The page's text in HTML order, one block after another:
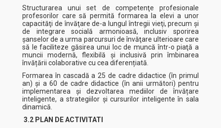
Structurarea unui set de competenţe profesionale
profesorilor care să permită formarea la elevi a unor
capacităţi de învăţare de-a lungul întregii vieţi, precum şi
de integrare socială armonioasă, inclusiv sporirea
şanselor de a urma parcursuri de învăţare ulterioare care
să le faciliteze găsirea unui loc de muncă într-o piaţă a
muncii modernă, flexibilă şi inclusivă prin îmbinarea
învățării colaborative cu cea diferențiată.
Formarea în cascadă a 25 de cadre didactice (în primul
an) și a 60 de cadre didactice (în anii următori) pentru
implementarea și dezvoltarea mediilor de învățare
inteligente, a strategiilor și cursurilor inteligente în sala
dinamică.
3.2 PLAN DE ACTIVITATI